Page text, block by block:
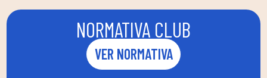
NORMATIVA CLUB
VER NORMATIVA